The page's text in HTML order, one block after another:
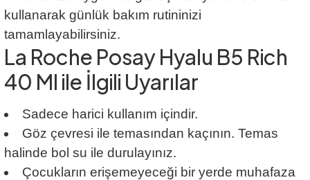
kullanarak günlük bakım rutininizi
tamamlayabilirsiniz.
La Roche Posay Hyalu B5 Rich
40 Ml ile İlgili Uyarılar
Sadece harici kullanım içindir.
Göz çevresi ile temasından kaçının. Temas
halinde bol su ile durulayınız.
Çocukların erişemeyeceği bir yerde muhafaza